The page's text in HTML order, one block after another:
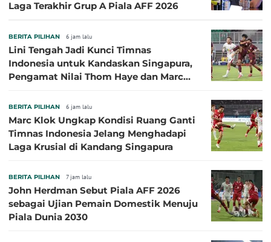
Laga Terakhir Grup A Piala AFF 2026
BERITA PILIHAN 6 jam lalu
Lini Tengah Jadi Kunci Timnas
Indonesia untuk Kandaskan Singapura,
Pengamat Nilai Thom Haye dan Marc
BERITA PILIHAN 6 jam lalu
Marc Klok Ungkap Kondisi Ruang Ganti
Timnas Indonesia Jelang Menghadapi
Laga Krusial di Kandang Singapura
BERITA PILIHAN 7 jam lalu
John Herdman Sebut Piala AFF 2026
sebagai Ujian Pemain Domestik Menuju
Piala Dunia 2030